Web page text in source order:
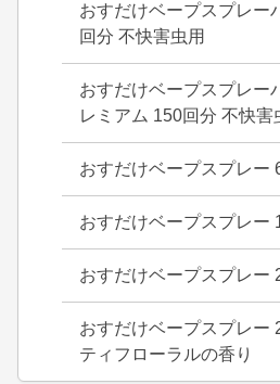
おすだけベープスプレー
回分 不快害虫用
おすだけベープスプレー
レミアム 150回分 不快害
おすだけベープスプレー
おすだけベープスプレー
おすだけベープスプレー
おすだけベープスプレー
ティフローラルの香り